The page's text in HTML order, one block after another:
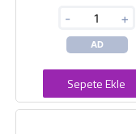
- +
AD
Sepete Ekle